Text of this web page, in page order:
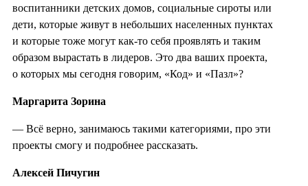
воспитанники детских домов, социальные сироты или
дети, которые живут в небольших населенных пунктах
и которые тоже могут как-то себя проявлять и таким
образом вырастать в лидеров. Это два ваших проекта,
о которых мы сегодня говорим, «Код» и «Пазл»?
Маргарита Зорина
— Всё верно, занимаюсь такими категориями, про эти
проекты смогу и подробнее рассказать.
Алексей Пичугин